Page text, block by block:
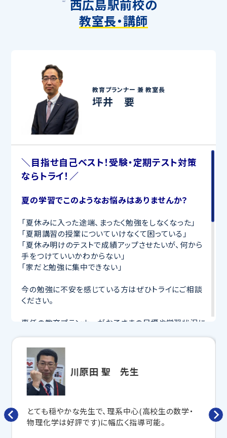
西広島駅前校の
教室長・講師
教育プランナー 兼教室長
坪井 要
＼目指せ自己ベスト！受験・定期テスト対策
ならトライ！／
夏の学習でこのようなお悩みはありませんか？
「夏休みに入った途端、まったく勉強をしなくなった」
「夏期講習の授業についていけなくて困っている」
「夏休み明けのテストで成績アップさせたいが、何から
手をつけていいかわからない」
「家だと勉強に集中できない」
今の勉強に不安を感じている方はぜひトライにご相談
ください。
専任の教育プランナーがお子さまの目標や学習状況に
寧に教えてくれるから、効率良く成績アップを目指せま
す！
さらに、授業日以外も利用できる「自習スペース」
要科目の対策ができる
します。
川原田 聖 先生
とても穏やかな先生で、理系中心(高校生の数学・
物理化学は好評です)に幅広く指導可能。